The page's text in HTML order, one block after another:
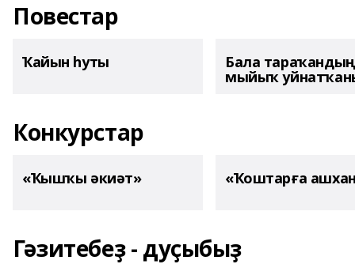
Повестар
Ҡайын һуты Бала тараҡандың
мыйыҡ
Конкурстар
«Ҡышҡы әкиәт» «Ҡоштарға
Гәзитебеҙ - дуҫыбыҙ